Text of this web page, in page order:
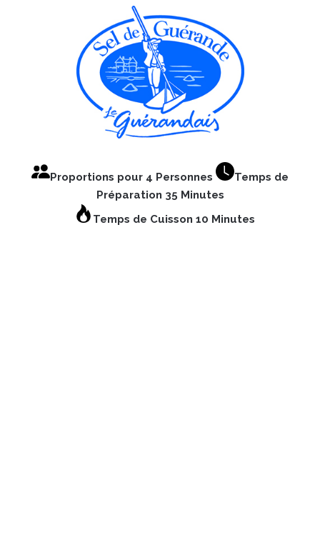
Proportions pour 4 Personnes
Temps de
Préparation 35 Minutes
Temps de Cuisson 10 Minutes